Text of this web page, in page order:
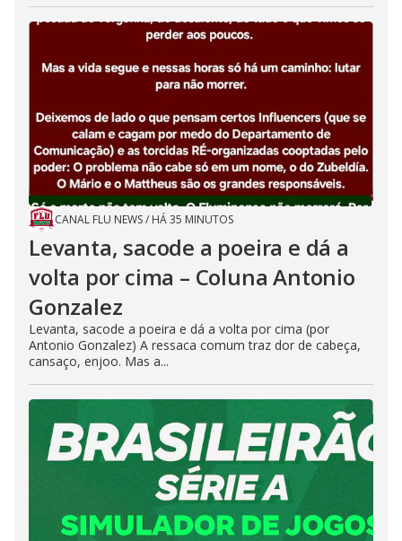
CANAL FLU NEWS/ HÁ 35 MINUTOS
Levanta, sacode a poeira e dá a
volta por cima – Coluna Antonio
Gonzalez
Levanta, sacode a poeira e dá a volta por cima (por
Antonio Gonzalez) A ressaca comum traz dor de cabeça,
cansaço, enjoo. Mas a...